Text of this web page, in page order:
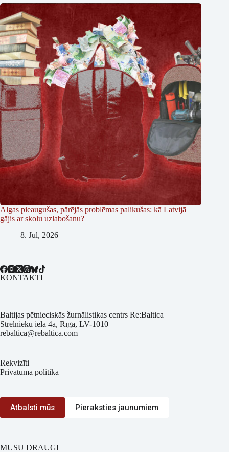
Algas pieaugušas, pārējās problēmas palikušas: kā Latvijā
gājis ar skolu uzlabošanu?
8. Jūl, 2026
KONTAKTI
Baltijas pētnieciskās žurnālistikas centrs Re:Baltica
Strēlnieku iela 4a, Rīga, LV-1010
rebaltica@rebaltica.com
Rekvizīti
Privātuma politika
Atbalsti mūs Pieraksties jaunumiem
MŪSU DRAUGI